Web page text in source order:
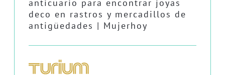
anticuario para encontrar joyas
deco en rastros y mercadillos de
antigüedades | Mujerhoy